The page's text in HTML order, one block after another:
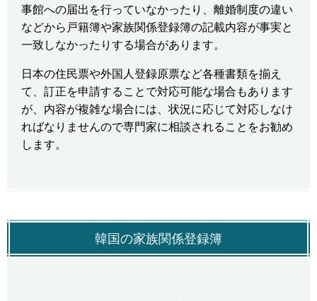
事館への届出を行っていなかったり、離婚制度の違い
などから戸籍簿や家族関係登録簿の記載内容が事実と
一致しなかったりする場合があります。
日本の住民票や外国人登録原票など各種書類を揃え
て、訂正を申請することで対応可能な場合もあります
が、内容が複雑な場合には、状況に応じて対応しなけ
ればなりませんので専門家に相談されることをお勧め
します。
韓国の家族関係登録簿